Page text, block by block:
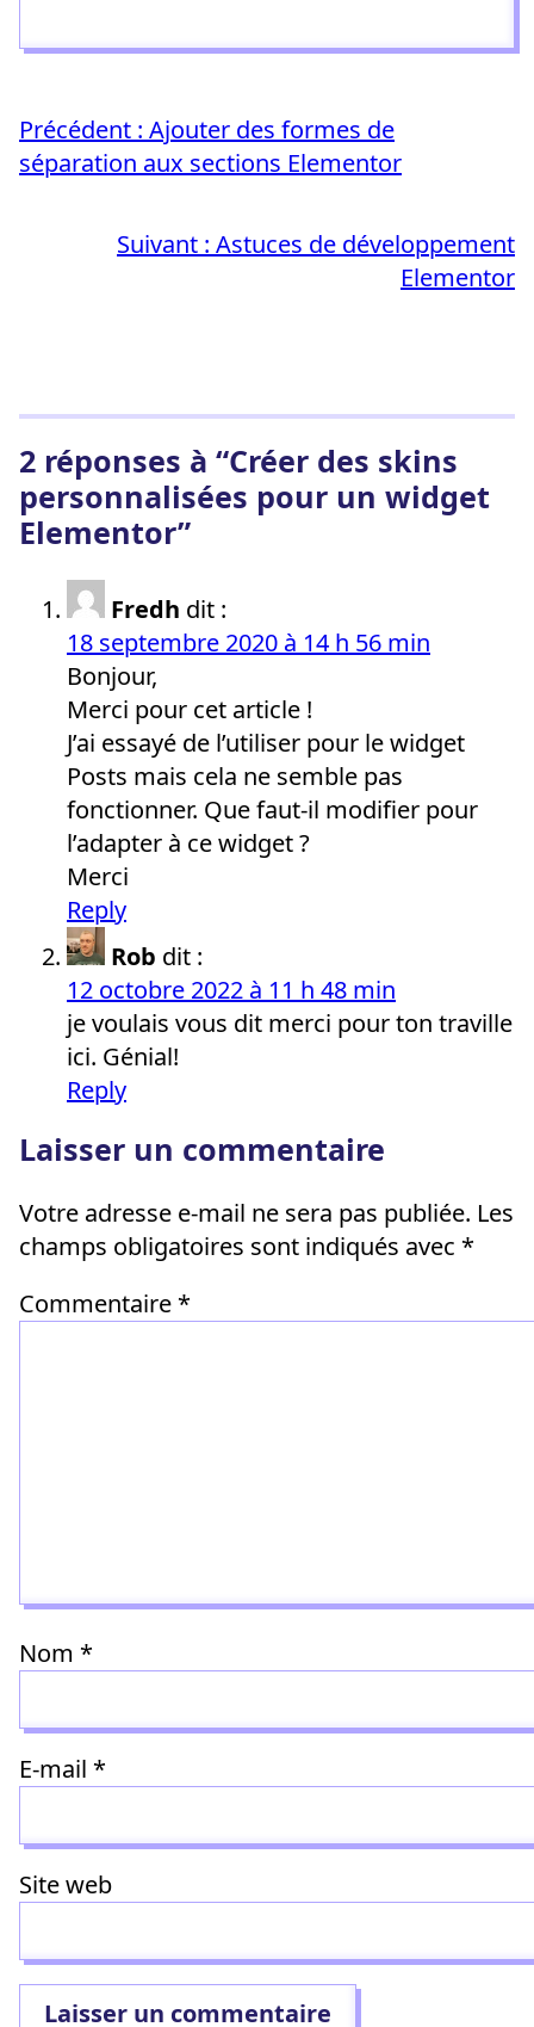
Précédent : Ajouter des formes de
séparation aux sections Elementor
Suivant : Astuces de développement
Elementor
2 réponses à “Créer des skins
personnalisées pour un widget
Elementor”
Fredh dit :
18 septembre 2020 à 14 h 56 min
Bonjour,
Merci pour cet article !
J’ai essayé de l’utiliser pour le widget
Posts mais cela ne semble pas
fonctionner. Que faut-il modifier pour
l’adapter à ce widget ?
Merci
Reply
Rob dit :
12 octobre 2022 à 11 h 48 min
je voulais vous dit merci pour ton traville
ici. Génial!
Reply
Laisser un commentaire
Votre adresse e-mail ne sera pas publiée. Les
champs obligatoires sont indiqués avec *
Commentaire *
Nom *
E-mail *
Site web